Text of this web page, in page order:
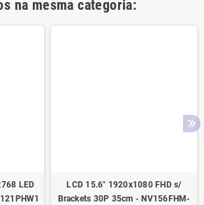
na mesma categoria:
LED
LCD 15.6" 1920x1080 FHD s/
Brackets 30P 35cm - NV156FHM-